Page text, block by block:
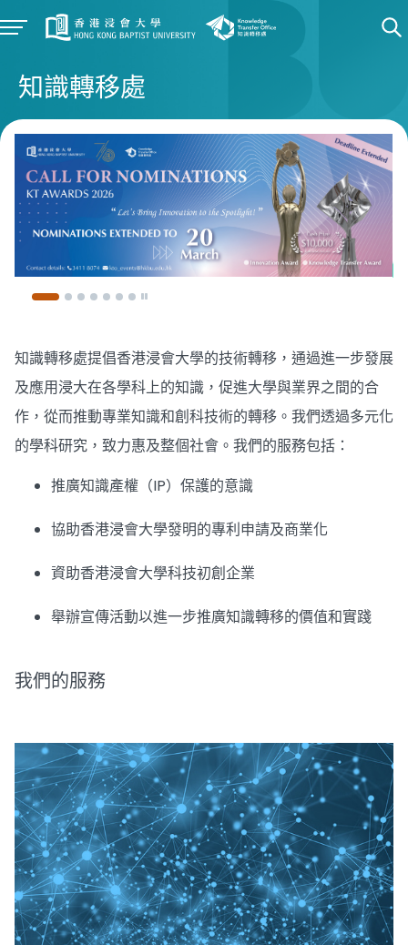
知識轉移處
知識轉移處提倡香港浸會大學的技術轉移，通過進一步發展
及應用浸大在各學科上的知識，促進大學與業界之間的合
作，從而推動專業知識和創科技術的轉移。我們透過多元化
的學科研究，致力惠及整個社會。我們的服務包括：
推廣知識產權（IP）保護的意識
協助香港浸會大學發明的專利申請及商業化
資助香港浸會大學科技初創企業
舉辦宣傳活動以進一步推廣知識轉移的價值和實踐
我們的服務